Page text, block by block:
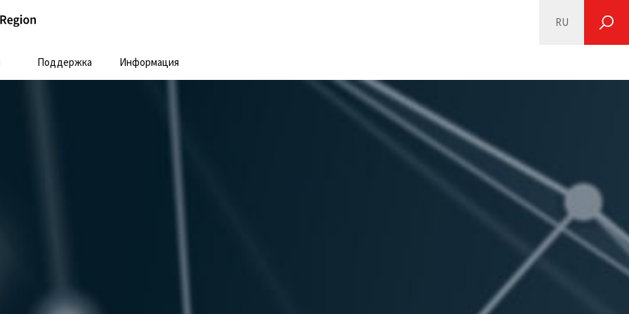
Поддержка Информация
RU